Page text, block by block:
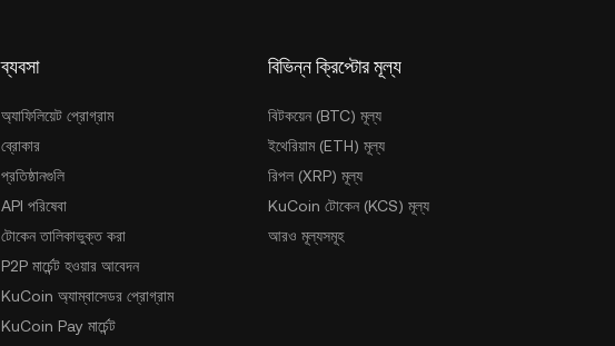
ব্যবসা
অ্যাফিলিয়েট প্রোগ্রাম
ব্রোকার
প্রতিষ্ঠানগুলি
API পরিষেবা
টোকেন তালিকাভুক্ত করা
P2P মার্চেন্ট হওয়ার আবেদন
KuCoin অ্যাম্বাসেডর প্রোগ্রাম
KuCoin Pay মার্চেন্ট
বিভিন্ন ক্রিপ্টোর মূল্য
বিটকয়েন (BTC) মূল্য
ইথেরিয়াম (ETH) মূল্য
রিপল (XRP) মূল্য
KuCoin টোকেন (KCS) মূল্য
আরও মূল্যসমূহ